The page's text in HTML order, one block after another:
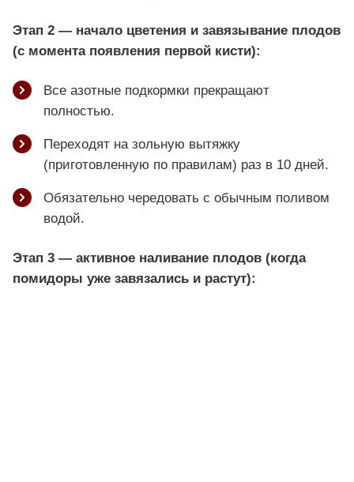
Этап 2 — начало цветения и завязывание плодов
(с момента появления первой кисти):
Все азотные подкормки прекращают
полностью.
Переходят на зольную вытяжку
(приготовленную по правилам) раз в 10 дней.
Обязательно чередовать с обычным поливом
водой.
Этап 3 — активное наливание плодов (когда
помидоры уже завязались и растут):